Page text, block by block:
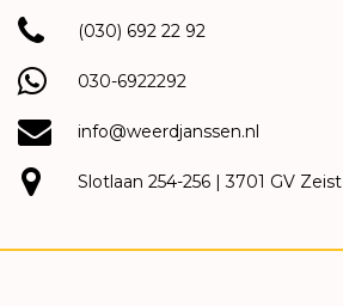
(030) 692 22 92
030-6922292
info@weerdjanssen.nl
Slotlaan 254-256 | 3701 GV Zeist